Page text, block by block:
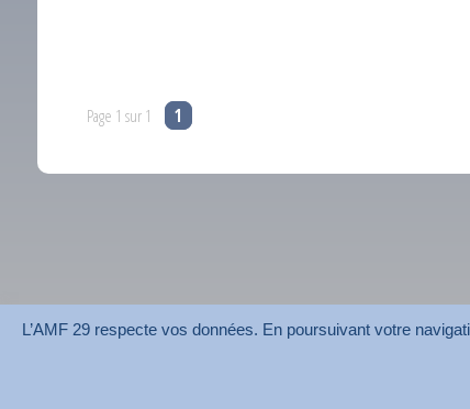
Page 1 sur 1 1
L’AMF 29 respecte vos données. En poursuivant votre